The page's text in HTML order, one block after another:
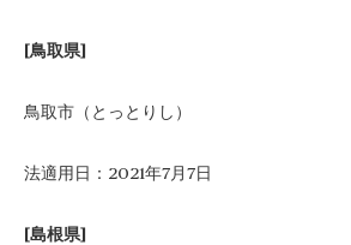
[鳥取県]
鳥取市 （とっとりし）
法適用日：2021年7月7日
[島根県]